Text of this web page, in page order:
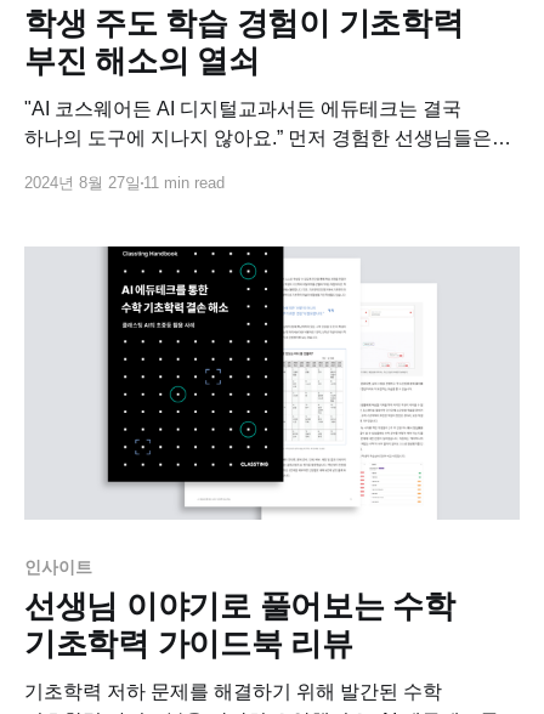
학생 주도 학습 경험이 기초학력
부진 해소의 열쇠
"AI 코스웨어든 AI 디지털교과서든 에듀테크는 결국
하나의 도구에 지나지 않아요.” 먼저 경험한 선생님들은
중요하다고 말합니다.
2024년 8월 27일 11 min read
인사이트
선생님 이야기로 풀어보는 수학
기초학력 가이드북 리뷰
기초학력 저하 문제를 해결하기 위해 발간된 수학